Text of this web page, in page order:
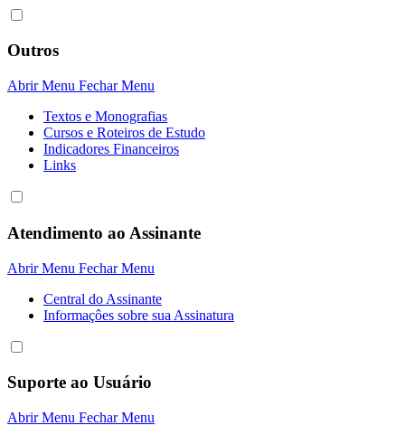
Outros
Abrir Menu Fechar Menu
Textos e Monografias
Cursos e Roteiros de Estudo
Indicadores Financeiros
Links
Atendimento ao Assinante
Abrir Menu Fechar Menu
Central do Assinante
Informaçôes sobre sua Assinatura
Suporte ao Usuário
Abrir Menu Fechar Menu